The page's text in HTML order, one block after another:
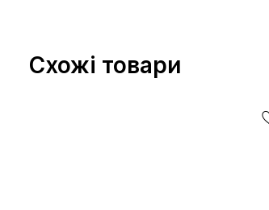
Схожі товари